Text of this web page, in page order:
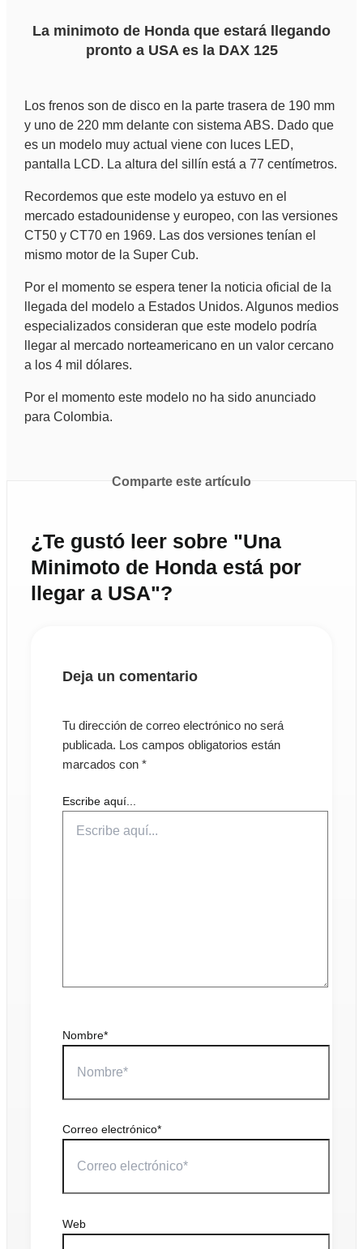
La minimoto de Honda que estará llegando
pronto a USA es la DAX 125
Los frenos son de disco en la parte trasera de 190 mm
y uno de 220 mm delante con sistema ABS. Dado que
es un modelo muy actual viene con luces LED,
pantalla LCD. La altura del sillín está a 77 centímetros.
Recordemos que este modelo ya estuvo en el
mercado estadounidense y europeo, con las versiones
CT50 y CT70 en 1969. Las dos versiones tenían el
mismo motor de la Super Cub.
Por el momento se espera tener la noticia oficial de la
llegada del modelo a Estados Unidos. Algunos medios
especializados consideran que este modelo podría
llegar al mercado norteamericano en un valor cercano
a los 4 mil dólares.
Por el momento este modelo no ha sido anunciado
para Colombia.
Comparte este artículo
¿Te gustó leer sobre "Una
Minimoto de Honda está por
llegar a USA"?
Deja un comentario
Tu dirección de correo electrónico no será
publicada. Los campos obligatorios están
marcados con *
Escribe aquí...
Nombre*
Correo electrónico*
Web